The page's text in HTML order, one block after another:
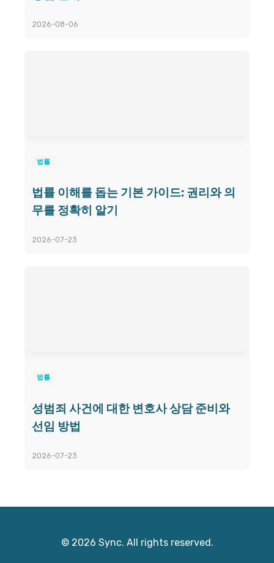
2026-08-06
법률
법률 이해를 돕는 기본 가이드: 권리와 의
무를 정확히 알기
2026-07-23
법률
성범죄 사건에 대한 변호사 상담 준비와
선임 방법
2026-07-23
© 2026 Sync. All rights reserved.